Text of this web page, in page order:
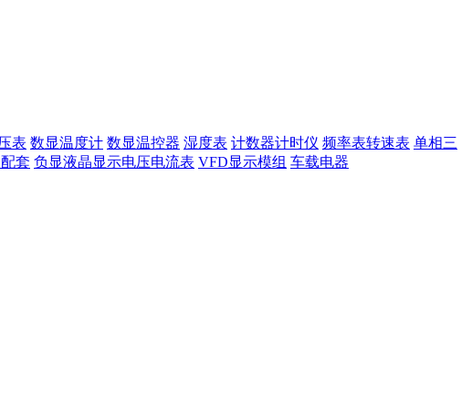
表 数显温度计 数显温控器 湿度表 计数器计时仪 频率表转速表 单相三
套 负显液晶显示电压电流表 VFD显示模组 车载电器